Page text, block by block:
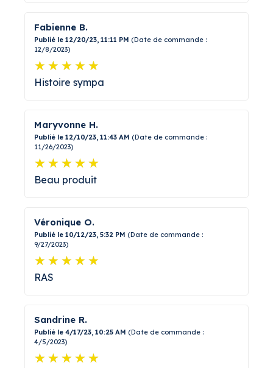
Fabienne B.
Publié le 12/20/23, 11:11 PM (Date de commande :
12/8/2023)
Histoire sympa
Maryvonne H.
Publié le 12/10/23, 11:43 AM (Date de commande :
11/26/2023)
Beau produit
Véronique O.
Publié le 10/12/23, 5:32 PM (Date de commande :
9/27/2023)
RAS
Sandrine R.
Publié le 4/17/23, 10:25 AM (Date de commande :
4/5/2023)